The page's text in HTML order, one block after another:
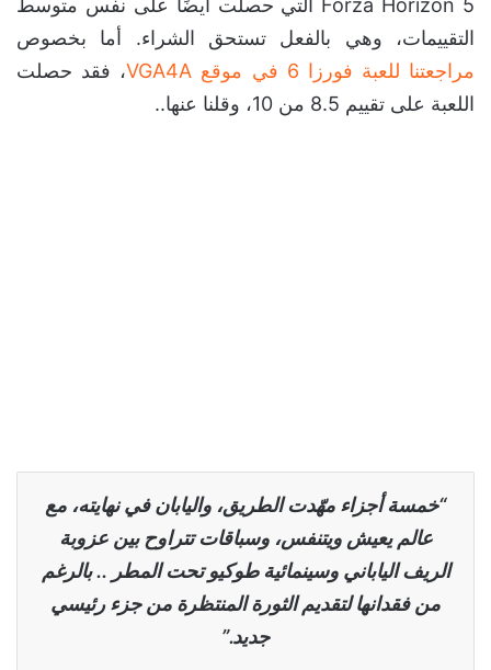
Forza Horizon 5 التي حصلت أيضًا على نفس متوسط
التقييمات، وهي بالفعل تستحق الشراء. أما بخصوص
مراجعتنا للعبة فورزا 6 في موقع VGA4A
، فقد حصلت
اللعبة على تقييم 8.5 من 10، وقلنا عنها..
“خمسة أجزاء مهّدت الطريق، واليابان في نهايته، مع
عالم يعيش ويتنفس، وسباقات تتراوح بين عزوبة
الريف الياباني وسينمائية طوكيو تحت المطر .. بالرغم
من فقدانها لتقديم الثورة المنتظرة من جزء رئيسي
جديد.”